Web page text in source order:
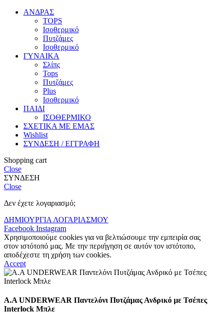
ΑΝΔΡΑΣ
TOPS
Ισοθερμικό
Πυτζάμες
Ισοθερμικό
ΓΥΝΑΙΚΑ
Σλίπς
Tops
Πυτζάμες
Plus
Ισοθερμικό
ΠΑΙΔΙ
ΙΣΟΘΕΡΜΙΚΟ
ΣΧΕΤΙΚΑ ΜΕ ΕΜΑΣ
Wishlist
ΣΥΝΔΕΣΗ / ΕΓΓΡΑΦΗ
Shopping cart
Close
ΣΥΝΔΕΣΗ
Close
Δεν έχετε λογαριασμό;
ΔΗΜΙΟΥΡΓΙΑ ΛΟΓΑΡΙΑΣΜΟΥ
Facebook Instagram
Χρησιμοποιούμε cookies για να βελτιώσουμε την εμπειρία σας
στον ιστότοπό μας. Με την περιήγηση σε αυτόν τον ιστότοπο,
αποδέχεστε τη χρήση των cookies.
Accept
A.A UNDERWEAR Παντελόνι Πυτζάμας Ανδρικό με Τσέπες
Interlock Μπλε